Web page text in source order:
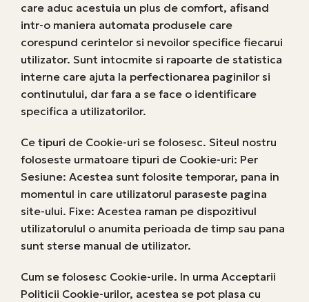
care aduc acestuia un plus de comfort, afisand
intr-o maniera automata produsele care
corespund cerintelor si nevoilor specifice fiecarui
utilizator. Sunt intocmite si rapoarte de statistica
interne care ajuta la perfectionarea paginilor si
continutului, dar fara a se face o identificare
specifica a utilizatorilor.
Ce tipuri de Cookie-uri se folosesc. Siteul nostru
foloseste urmatoare tipuri de Cookie-uri: Per
Sesiune: Acestea sunt folosite temporar, pana in
momentul in care utilizatorul paraseste pagina
site-ului. Fixe: Acestea raman pe dispozitivul
utilizatorulul o anumita perioada de timp sau pana
sunt sterse manual de utilizator.
Cum se folosesc Cookie-urile. In urma Acceptarii
Politicii Cookie-urilor, acestea se pot plasa cu